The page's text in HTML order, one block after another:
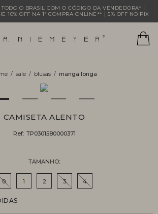
TODO O BRASIL COM O CÓDIGO DA VENDEDORA* |
10% OFF NA 1ª COMPRA ONLINE** | 5% OFF NO PIX
sale blusas manga longa
CAMISETA ALENTO
Ref: TP0301580000371
TAMANHO
0 1 2 3 4